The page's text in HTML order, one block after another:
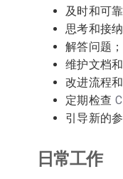
及时和可
思考和接
解答问题；
维护文档
改进流程和
定期检查
引导新的
日常工作